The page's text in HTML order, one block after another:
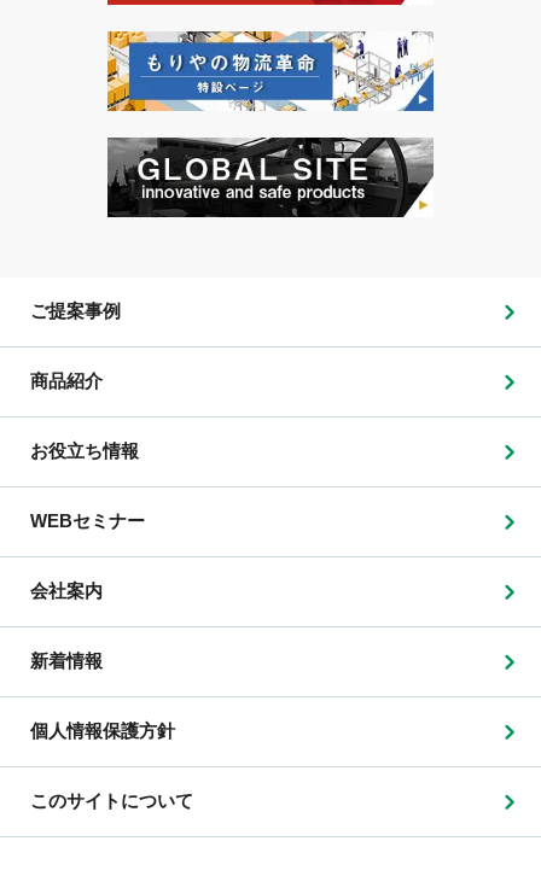
ご提案事例
商品紹介
お役立ち情報
WEBセミナー
会社案内
新着情報
個人情報保護方針
このサイトについて